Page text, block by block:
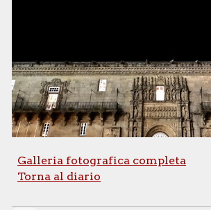
Galleria fotografica completa
Torna al diario